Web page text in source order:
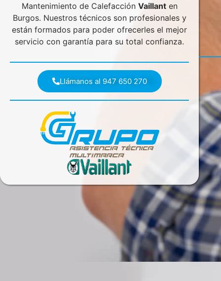
Mantenimiento de Calefacción Vaillanten
Burgos. Nuestros técnicos son profesionales y
están formados para poder ofrecerles el mejor
servicio con garantía para su total confianza.
Llámanos al 947 650 270